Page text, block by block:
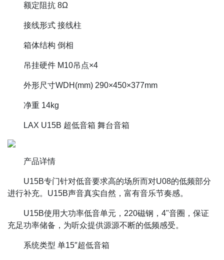
额定阻抗 8Ω
接线形式 接线柱
箱体结构 倒相
吊挂硬件 M10吊点×4
外形尺寸WDH(mm) 290×450×377mm
净重 14kg
LAX U15B 超低音箱 舞台音箱
产品详情
U15B专门针对低音要求高的场所而对U08的低频部分
进行补充。U15B声音真实自然，富有音乐节奏感。
U15B使用大功率低音单元，220磁钢，4"音圈，保证
充足功率储备，为听众提供源源不断的低频感受。
系统类型 单15″超低音箱